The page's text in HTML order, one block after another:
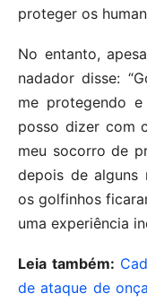
proteger os
No entanto,
nadador disse:
me protegendo
posso dizer com
meu socorro de
depois de alguns
os golfinhos
uma experiência
Leia também:
de ataque de